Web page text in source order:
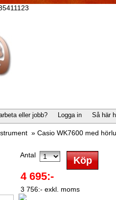
eller jobb? Logga in Så här
»Casio WK7600 med
Antal
4 695:-
3 756:- exkl. moms